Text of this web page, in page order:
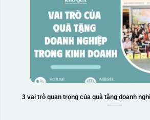
3 vai trò quan trọng của quà tặng doanh